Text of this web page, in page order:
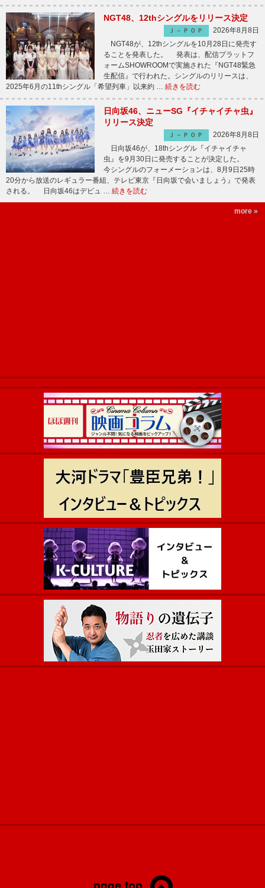
NGT48、12thシングルをリリース決定
Ｊ－ＰＯＰ
2026年8月8日
NGT48が、12thシングルを10月28日に発売す
ることを発表した。 発表は、配信プラットフ
ォームSHOWROOMで実施された『NGT48緊急
生配信』で行われた。シングルのリリースは、
2025年6月の11thシングル「希望列車」以来約 … 続きを読む
日向坂46、ニューSG『イチャイチャ虫』
リリース決定
Ｊ－ＰＯＰ
2026年8月8日
日向坂46が、18thシングル『イチャイチャ
虫』を9月30日に発売することが決定した。
今シングルのフォーメーションは、8月9日25時
20分から放送のレギュラー番組、テレビ東京『日向坂で会いましょう』で発表
される。 日向坂46はデビュ … 続きを読む
more »